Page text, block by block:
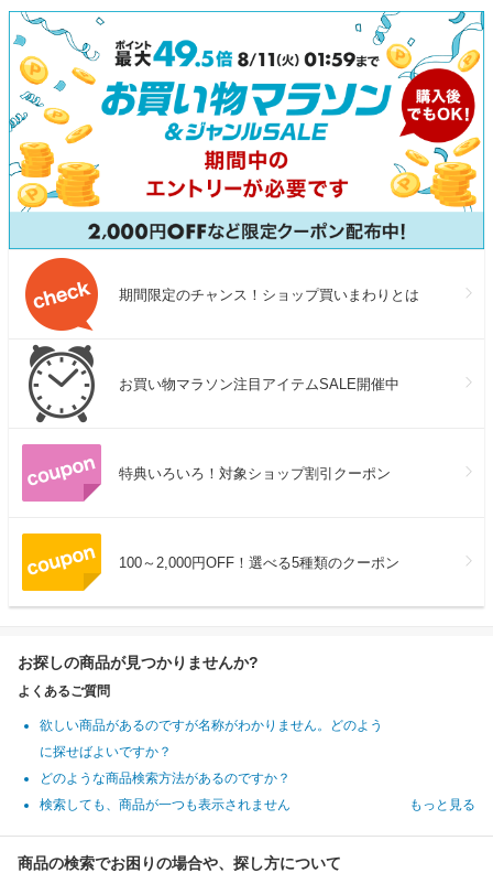
期間限定のチャンス！ショップ買いまわりとは
お買い物マラソン注目アイテムSALE開催中
特典いろいろ！対象ショップ割引クーポン
100～2,000円OFF！選べる5種類のクーポン
お探しの商品が見つかりませんか?
よくあるご質問
欲しい商品があるのですが名称がわかりません。どのよう
に探せばよいですか？
どのような商品検索方法があるのですか？
検索しても、商品が一つも表示されません
もっと見る
商品の検索でお困りの場合や、探し方について